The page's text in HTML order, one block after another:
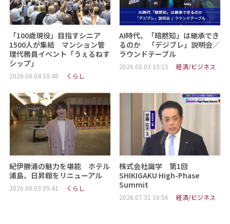
「100歳現役」目指すシニア
1500人が集結 マンション管
理代務員イベント「うぇるねす
シップ」
2026.08.04 10:48 くらし
AI時代、「暗黙知」は継承でき
るのか 「デジブレ」説明会／
ラウンドテーブル
2026.08.03 15:15 経済/ビジネス
紀伊勝浦の魅力を堪能 ホテル
浦島、日昇館をリニューアル
2026.08.03 09:41 くらし
株式会社識学 第1回
SHIKIGAKU High-Phase
Summit
2026.07.31 16:56 経済/ビジネス